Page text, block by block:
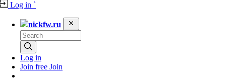
Log in `
nickfw.ru
Log in
Join free Join